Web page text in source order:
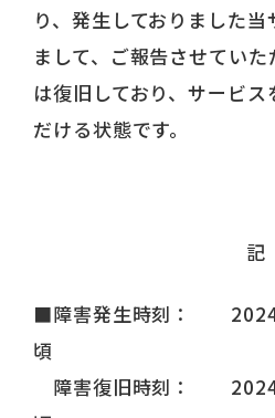
り、発生しておりました
まして、ご報告させてい
は復旧しており、サービ
だける状態です。
記
■障害発生時刻： 2024
頃
障害復旧時刻： 2024